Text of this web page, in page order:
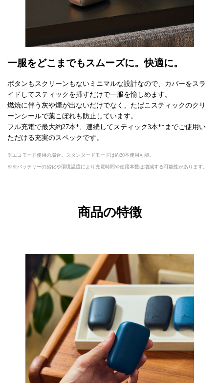
一服をどこまでもスムーズに。快適に。
ボタンもスクリーンもないミニマルな設計なので、カバーをスラ
イドしてスティックを挿すだけで一服を愉しめます。
燃焼に伴う灰や煙が出ないだけでなく、たばこスティックのクリ
ーンシールで葉こぼれも防止しています。
フル充電で最大約27本*、連続してスティック3本**までご使用い
ただける充実のスペックです。
エコモード使用の場合。スタンダードモードは約20本使用可能。
※バッテリーの劣化や環境温度により充電時間や使用本数は増減する可能性があります。
商品の特徴